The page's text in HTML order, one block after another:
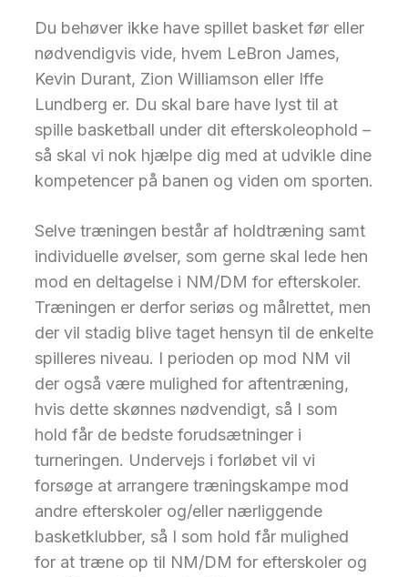
Du behøver ikke have spillet basket før eller
nødvendigvis vide, hvem LeBron James,
Kevin Durant, Zion Williamson eller Iffe
Lundberg er. Du skal bare have lyst til at
spille basketball under dit efterskoleophold –
så skal vi nok hjælpe dig med at udvikle dine
kompetencer på banen og viden om sporten.
Selve træningen består af holdtræning samt
individuelle øvelser, som gerne skal lede hen
mod en deltagelse i NM/DM for efterskoler.
Træningen er derfor seriøs og målrettet, men
der vil stadig blive taget hensyn til de enkelte
spilleres niveau. I perioden op mod NM vil
der også være mulighed for aftentræning,
hvis dette skønnes nødvendigt, så I som
hold får de bedste forudsætninger i
turneringen. Undervejs i forløbet vil vi
forsøge at arrangere træningskampe mod
andre efterskoler og/eller nærliggende
basketklubber, så I som hold får mulighed
for at træne op til NM/DM for efterskoler og